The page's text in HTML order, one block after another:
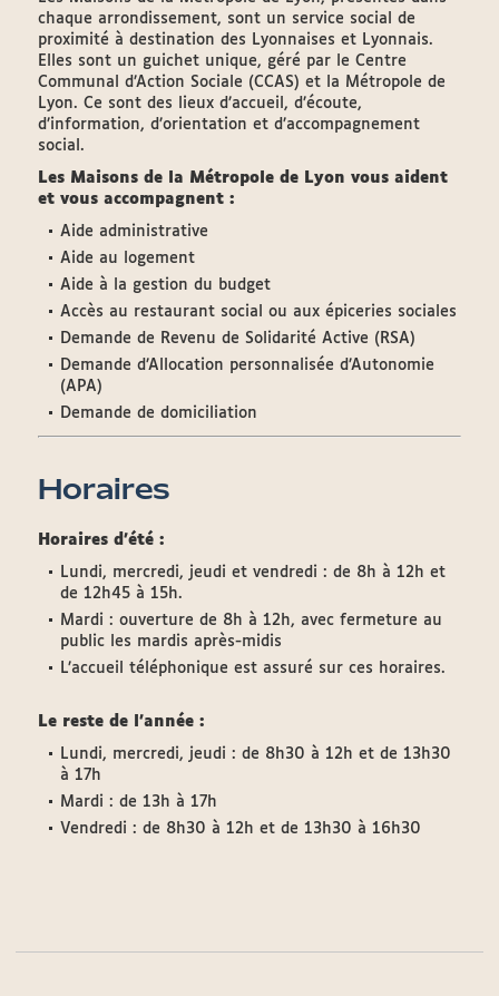
chaque arrondissement, sont un service social de
proximité à destination des Lyonnaises et Lyonnais.
Elles sont un guichet unique, géré par le Centre
Communal d’Action Sociale (CCAS) et la Métropole de
Lyon. Ce sont des lieux d’accueil, d’écoute,
d’information, d’orientation et d’accompagnement
social.
Les Maisons de la Métropole de Lyon vous aident
et vous accompagnent :
Aide administrative
Aide au logement
Aide à la gestion du budget
Accès au restaurant social ou aux épiceries sociales
Demande de Revenu de Solidarité Active (RSA)
Demande d’Allocation personnalisée d’Autonomie
(APA)
Demande de domiciliation
Horaires
Horaires d'été :
Lundi, mercredi, jeudi et vendredi : de 8h à 12h et
de 12h45 à 15h.
Mardi : ouverture de 8h à 12h, avec fermeture au
public les mardis après-midis
L’accueil téléphonique est assuré sur ces horaires.
Le reste de l'année :
Lundi, mercredi, jeudi : de 8h30 à 12h et de 13h30
à 17h
Mardi : de 13h à 17h
Vendredi : de 8h30 à 12h et de 13h30 à 16h30